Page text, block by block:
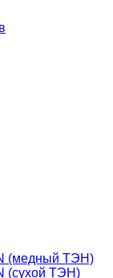
(медный ТЭН)
(сухой ТЭН)